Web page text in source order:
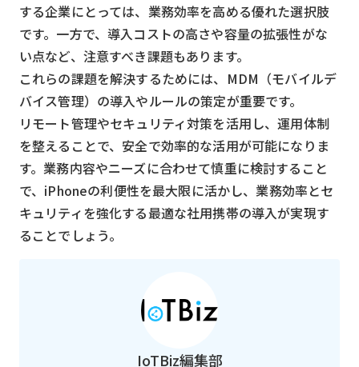
する企業にとっては、業務効率を高める優れた選択肢
です。一方で、導入コストの高さや容量の拡張性がな
い点など、注意すべき課題もあります。
これらの課題を解決するためには、MDM（モバイルデ
バイス管理）の導入やルールの策定が重要です。
リモート管理やセキュリティ対策を活用し、運用体制
を整えることで、安全で効率的な活用が可能になりま
す。業務内容やニーズに合わせて慎重に検討すること
で、iPhoneの利便性を最大限に活かし、業務効率とセ
キュリティを強化する最適な社用携帯の導入が実現す
ることでしょう。
IoTBiz編集部